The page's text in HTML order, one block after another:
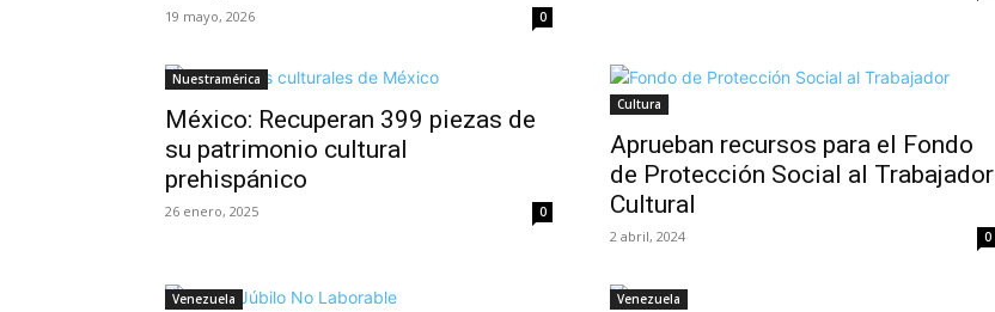
19 mayo, 2026 0
Nuestramérica
México: Recuperan 399 piezas de
su patrimonio cultural
prehispánico
26 enero, 2025 0
Cultura
Aprueban recursos para el Fondo
de Protección Social al Trabajador
Cultural
2 abril, 2024 0
Venezuela Venezuela